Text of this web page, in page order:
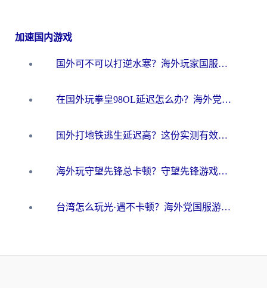
加速国内游戏
国外可不可以打逆水寒？海外玩家国服畅玩终极指南（附漫威荒野乱斗加速方案）
在国外玩拳皇98OL延迟怎么办？海外党亲测有效的低延迟指南
国外打地铁逃生延迟高？这份实测有效的低延迟指南帮你吃鸡
海外玩守望先锋总卡顿？守望先锋游戏加速器在哪里买&避坑指南（附欧洲非洲游戏实测）
台湾怎么玩光·遇不卡顿？海外党国服游戏加速终极攻略（附实测体验）